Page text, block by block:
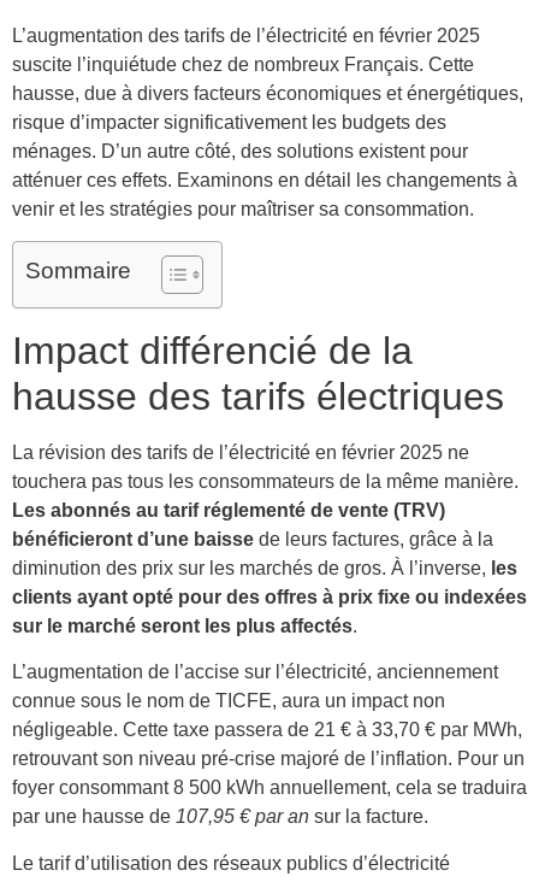
L’augmentation des tarifs de l’électricité en février 2025
suscite l’inquiétude chez de nombreux Français. Cette
hausse, due à divers facteurs économiques et énergétiques,
risque d’impacter significativement les budgets des
ménages. D’un autre côté, des solutions existent pour
atténuer ces effets. Examinons en détail les changements à
venir et les stratégies pour maîtriser sa consommation.
Sommaire
Impact différencié de la
hausse des tarifs électriques
La révision des tarifs de l’électricité en février 2025 ne
touchera pas tous les consommateurs de la même manière.
Les abonnés au tarif réglementé de vente (TRV)
bénéficieront d’une baisse de leurs factures, grâce à la
diminution des prix sur les marchés de gros. À l’inverse, les
clients ayant opté pour des offres à prix fixe ou indexées
sur le marché seront les plus affectés.
L’augmentation de l’accise sur l’électricité, anciennement
connue sous le nom de TICFE, aura un impact non
négligeable. Cette taxe passera de 21 € à 33,70 € par MWh,
retrouvant son niveau pré-crise majoré de l’inflation. Pour un
foyer consommant 8 500 kWh annuellement, cela se traduira
par une hausse de 107,95 € par an sur la facture.
Le tarif d’utilisation des réseaux publics d’électricité